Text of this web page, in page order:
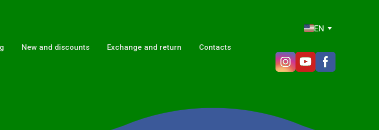
New and discounts Exchange and return Contacts
EN